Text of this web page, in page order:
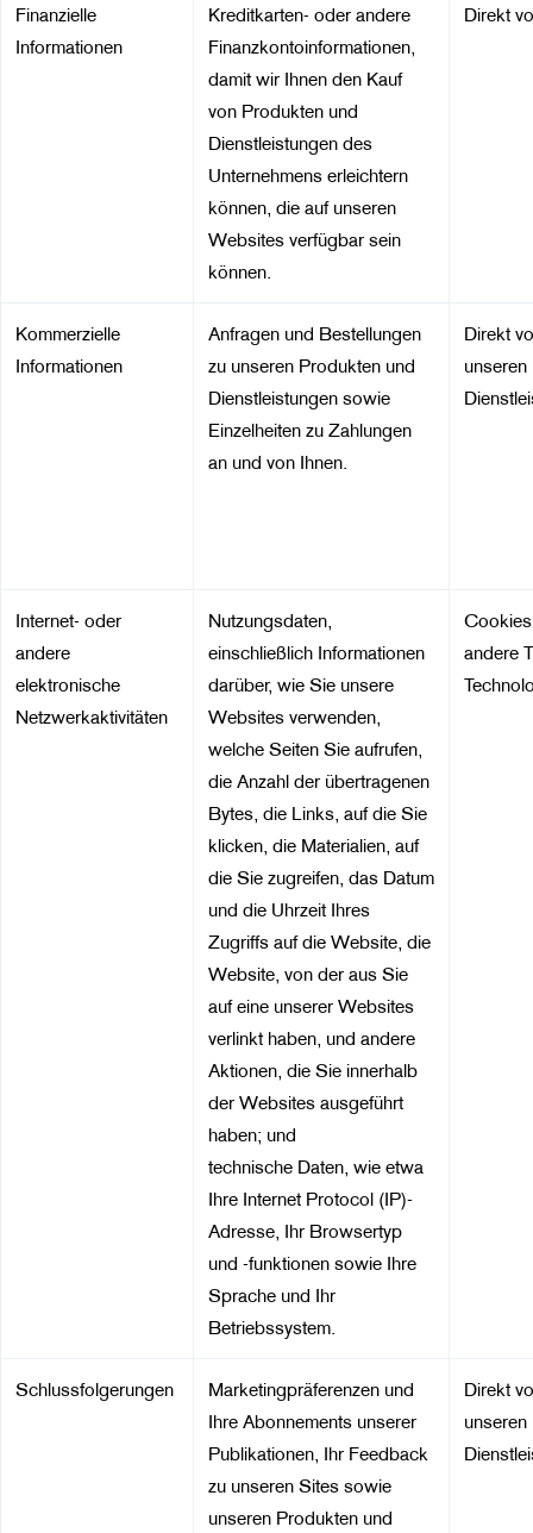
Finanzielle
Informationen
Kreditkarten- oder andere
Finanzkontoinformationen,
damit wir Ihnen den Kauf
von Produkten und
Dienstleistungen des
Unternehmens erleichtern
können, die auf unseren
Websites verfügbar sein
können.
Direkt
Kommerzielle
Informationen
Anfragen und Bestellungen
zu unseren Produkten und
Dienstleistungen sowie
Einzelheiten zu Zahlungen
an und von Ihnen.
Direkt
unseren
Internet- oder
andere
elektronische
Netzwerkaktivitäten
Nutzungsdaten,
einschließlich Informationen
darüber, wie Sie unsere
Websites verwenden,
welche Seiten Sie aufrufen,
die Anzahl der übertragenen
Bytes, die Links, auf die Sie
klicken, die Materialien, auf
die Sie zugreifen, das Datum
und die Uhrzeit Ihres
Zugriffs auf die Website, die
Website, von der aus Sie
auf eine unserer Websites
verlinkt haben, und andere
Aktionen, die Sie innerhalb
der Websites ausgeführt
haben; und
technische Daten, wie etwa
Ihre Internet Protocol (IP)-
Adresse, Ihr Browsertyp
und -funktionen sowie Ihre
Sprache und Ihr
Betriebssystem.
andere
Schlussfolgerungen
Marketingpräferenzen und
Ihre Abonnements unserer
Publikationen, Ihr Feedback
zu unseren Sites sowie
unseren Produkten und
Direkt
unseren